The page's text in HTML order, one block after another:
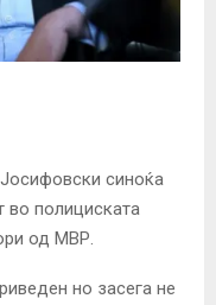
синоќа
во полициската
од МВР.
но засега не